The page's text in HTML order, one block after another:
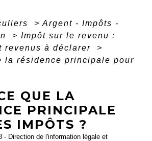
> Argent - Impôts -
> Impôt sur le revenu :
revenus à déclarer
>
la résidence principale pour
QUE LA
PRINCIPALE
IMPÔTS ?
- Direction de l'information légale et